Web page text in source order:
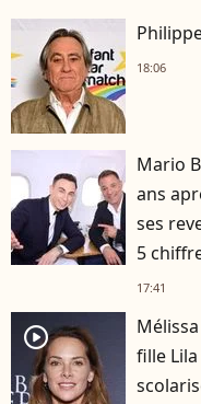
18:06
Mario
ans
ses
5
17:41
player2
fille